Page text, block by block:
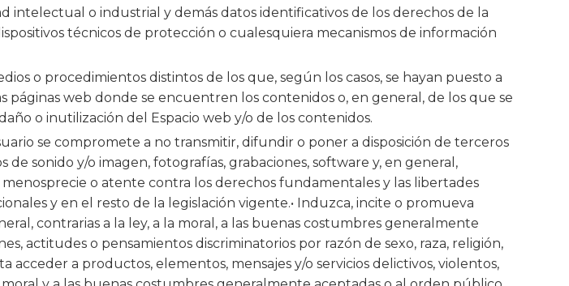
o industrial y demás datos identificativos de los derechos de la
técnicos de protección o cualesquiera mecanismos de información
o procedimientos distintos de los que, según los casos, se hayan puesto a
páginas web donde se encuentren los contenidos o, en general, de los que se
o inutilización del Espacio web y/o de los contenidos.
se compromete a no transmitir, difundir o poner a disposición de terceros
de sonido y/o imagen, fotografías, grabaciones, software y, en general,
o atente contra los derechos fundamentales y las libertades
y en el resto de la legislación vigente.• Induzca, incite o promueva
contrarias a la ley, a la moral, a las buenas costumbres generalmente
actitudes o pensamientos discriminatorios por razón de sexo, raza, religión,
acceder a productos, elementos, mensajes y/o servicios delictivos, violentos,